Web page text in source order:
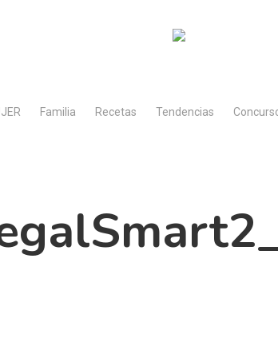
Familia Recetas Tendencias